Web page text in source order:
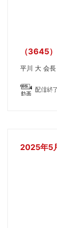
（3645
平川 大 会長
2025年5